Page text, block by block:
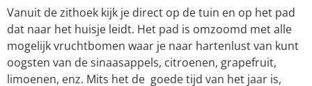
Vanuit de zithoek kijk je direct op de tuin en op het pad
dat naar het huisje leidt. Het pad is omzoomd met alle
mogelijk vruchtbomen waar je naar hartenlust van kunt
oogsten van de sinaasappels, citroenen, grapefruit,
limoenen, enz. Mits het de goede tijd van het jaar is,